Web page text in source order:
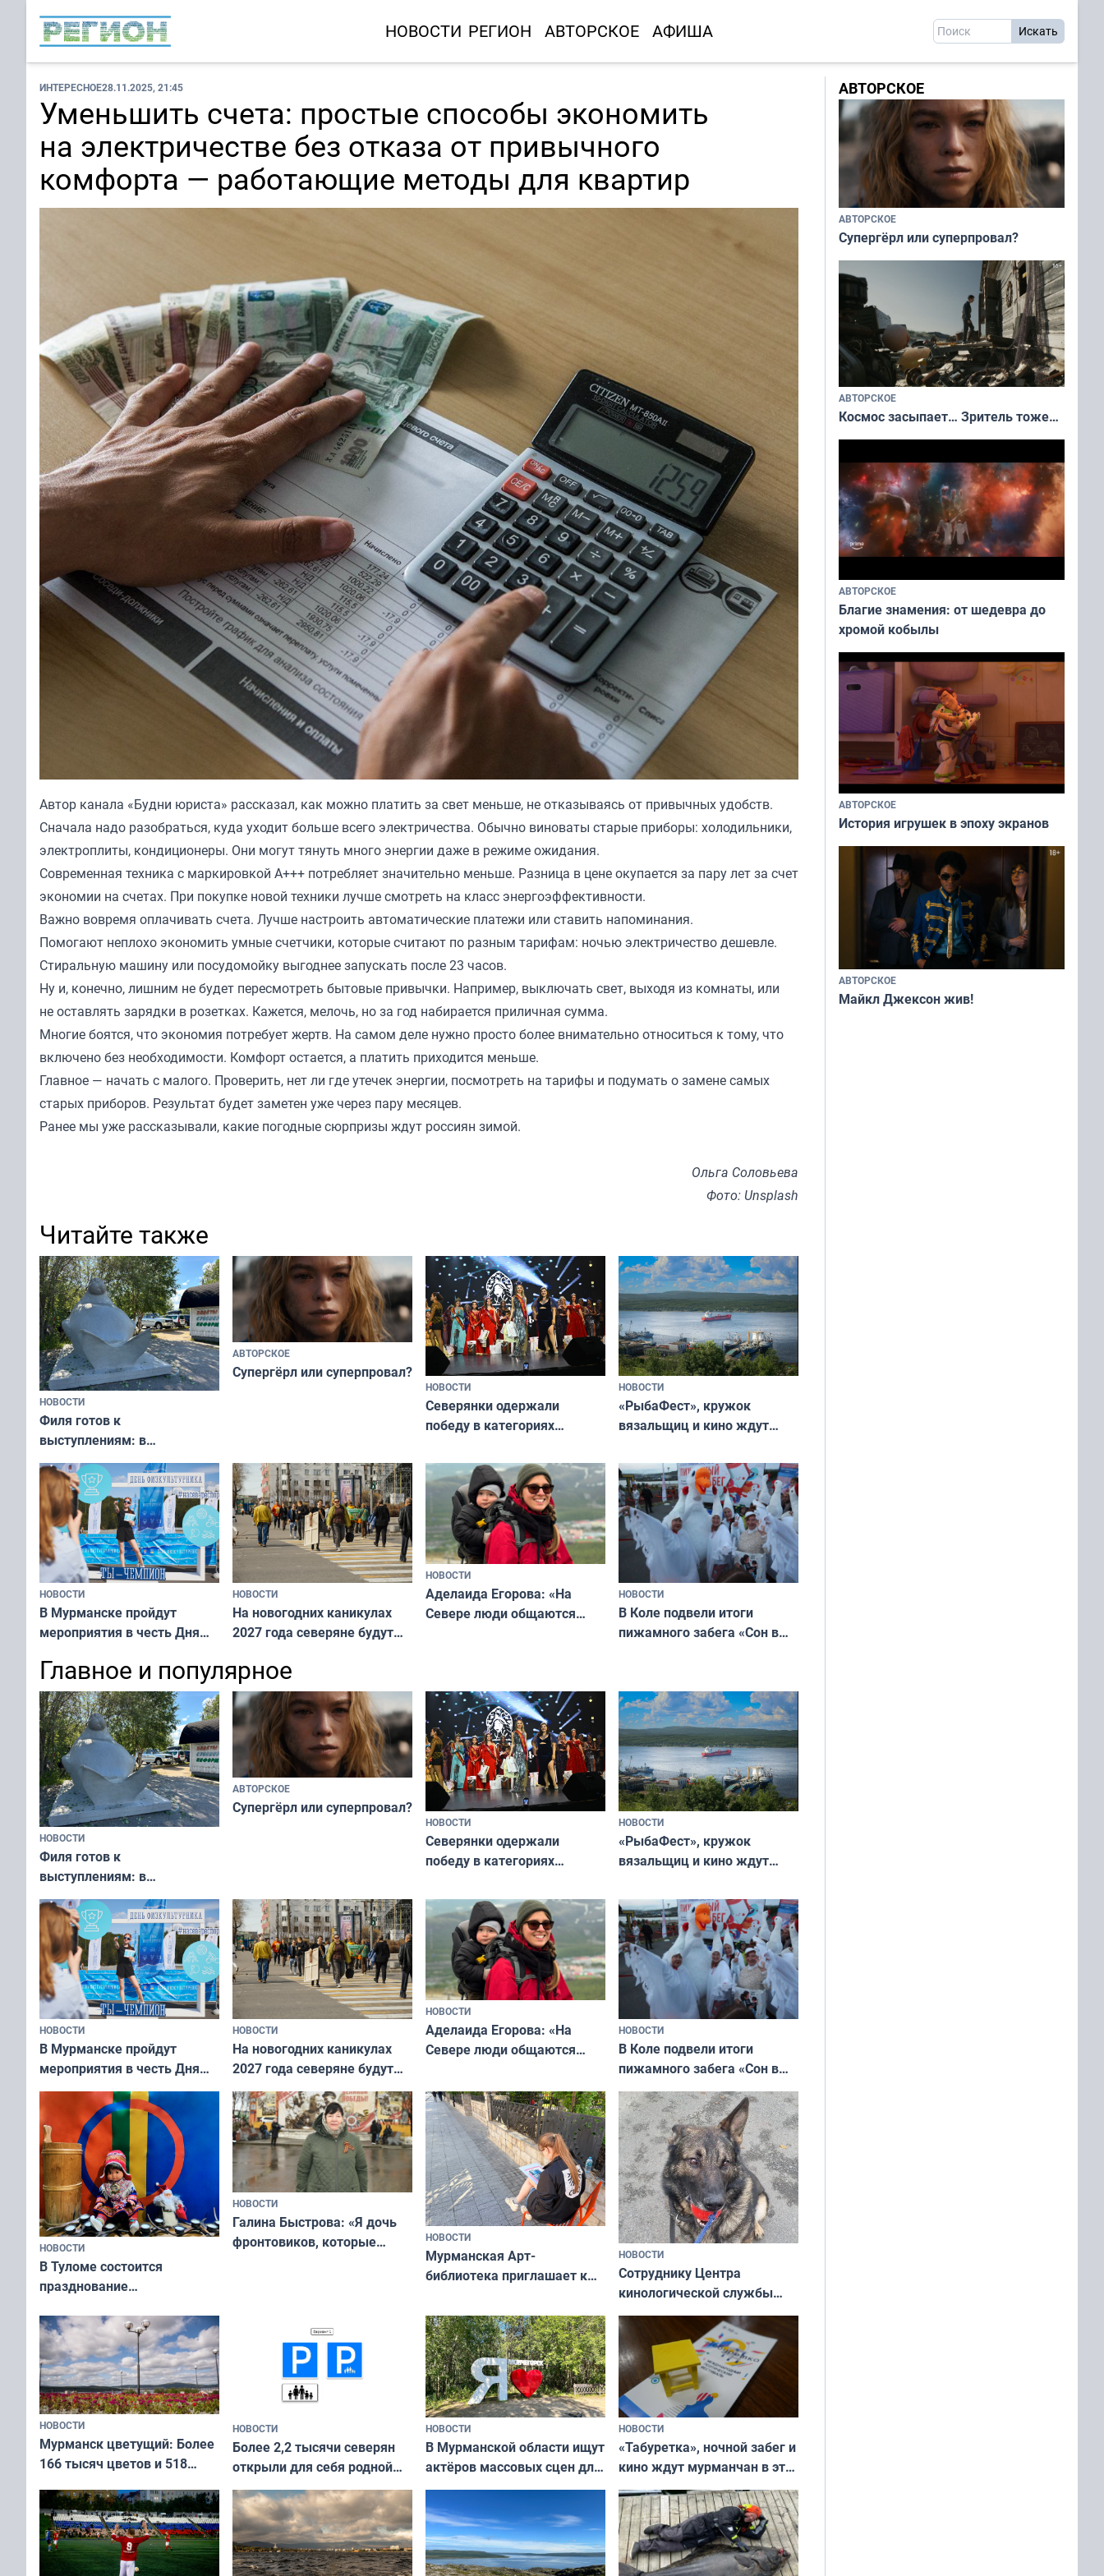
НОВОСТИ РЕГИОН АВТОРСКОЕ АФИША
ИНТЕРЕСНОЕ28.11.2025, 21:45
Уменьшить счета: простые способы экономить
на электричестве без отказа от привычного
комфорта — работающие методы для квартир
Автор канала «Будни юриста» рассказал, как можно платить за свет меньше, не отказываясь от привычных удобств.
Сначала надо разобраться, куда уходит больше всего электричества. Обычно виноваты старые приборы: холодильники,
электроплиты, кондиционеры. Они могут тянуть много энергии даже в режиме ожидания.
Современная техника с маркировкой А+++ потребляет значительно меньше. Разница в цене окупается за пару лет за счет
экономии на счетах. При покупке новой техники лучше смотреть на класс энергоэффективности.
Важно вовремя оплачивать счета. Лучше настроить автоматические платежи или ставить напоминания.
Помогают неплохо экономить умные счетчики, которые считают по разным тарифам: ночью электричество дешевле.
Стиральную машину или посудомойку выгоднее запускать после 23 часов.
Ну и, конечно, лишним не будет пересмотреть бытовые привычки. Например, выключать свет, выходя из комнаты, или
не оставлять зарядки в розетках. Кажется, мелочь, но за год набирается приличная сумма.
Многие боятся, что экономия потребует жертв. На самом деле нужно просто более внимательно относиться к тому, что
включено без необходимости. Комфорт остается, а платить приходится меньше.
Главное — начать с малого. Проверить, нет ли где утечек энергии, посмотреть на тарифы и подумать о замене самых
старых приборов. Результат будет заметен уже через пару месяцев.
Ранее мы уже рассказывали, какие погодные сюрпризы ждут россиян зимой.
Ольга Соловьева
Фото: Unsplash
Читайте также
НОВОСТИ
Филя готов к
выступлениям: в
мурманском океанариуме
рассказали о состоянии
тюленей
АВТОРСКОЕ
Супергёрл или суперпровал?
НОВОСТИ
Северянки одержали
победу в категориях
«Мисс и Миссис Великая
Русь»
НОВОСТИ
«РыбаФест», кружок
вязальщиц и кино ждут
НОВОСТИ
В Мурманске пройдут
мероприятия в честь Дня
НОВОСТИ
На новогодних каникулах
2027 года северяне будут
НОВОСТИ
Аделаида Егорова: «На
Севере люди общаются
НОВОСТИ
В Коле подвели итоги
пижамного забега «Сон в
Главное и популярное
НОВОСТИ
Филя готов к
выступлениям: в
мурманском океанариуме
рассказали о состоянии
тюленей
АВТОРСКОЕ
Супергёрл или суперпровал?
НОВОСТИ
Северянки одержали
победу в категориях
«Мисс и Миссис Великая
Русь»
НОВОСТИ
«РыбаФест», кружок
вязальщиц и кино ждут
НОВОСТИ
В Мурманске пройдут
мероприятия в честь Дня
физкультурника
НОВОСТИ
На новогодних каникулах
2027 года северяне будут
отдыхать 11 дней
НОВОСТИ
Аделаида Егорова: «На
Севере люди общаются
а потому что
ты им интересен»
НОВОСТИ
В Коле подвели итоги
пижамного забега «Сон в
Олимпийскую ночь»
НОВОСТИ
В Туломе состоится
празднование
коренных народов мира
НОВОСТИ
Галина Быстрова: «Я дочь
фронтовиков, которые
НОВОСТИ
Мурманская Арт-
библиотека приглашает к
и фотографов
НОВОСТИ
Сотруднику Центра
кинологической службы
ищут новый дом
НОВОСТИ
Мурманск цветущий: Более
166 тысяч цветов и 518
НОВОСТИ
Более 2,2 тысячи северян
открыли для себя родной
край в рамках проекта
«Туризм для своих»
НОВОСТИ
В Мурманской области ищут
актёров массовых сцен для
съёмок в
короткометражном фильме
НОВОСТИ
«Табуретка», ночной забег и
кино ждут мурманчан в эти
выходные
АВТОРСКОЕ
АВТОРСКОЕ
Супергёрл или суперпровал?
АВТОРСКОЕ
Космос засыпает… Зритель тоже…
АВТОРСКОЕ
Благие знамения: от шедевра до
хромой кобылы
АВТОРСКОЕ
История игрушек в эпоху экранов
АВТОРСКОЕ
Майкл Джексон жив!